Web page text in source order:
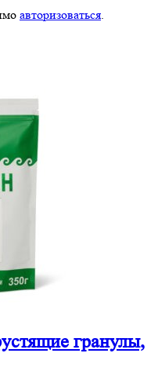
авторизоваться.
гранулы,